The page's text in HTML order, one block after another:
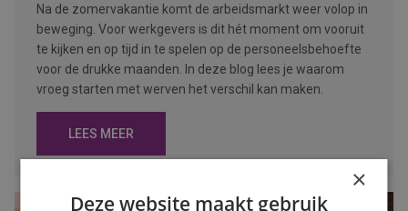
Na de zomervakantie komt de arbeidsmarkt weer volop in
beweging. Voor werkgevers is dit hét moment om vooruit
te kijken en op tijd in te spelen op de personeelsbehoefte
voor de drukke maanden. In deze blog lees je waarom
vroeg starten met werven het verschil kan maken.
LEES MEER
×
Deze website maakt gebruik